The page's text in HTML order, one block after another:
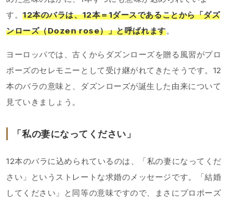
す。12本のバラは、12本＝1ダースであることから「ダズ
ンローズ（Dozen rose）」と呼ばれます。
ヨーロッパでは、古くからダズンローズを贈る風習がプロ
ポーズのセレモニーとして受け継がれてきたそうです。12
本のバラの意味と、ダズンローズが誕生した由来について
見ていきましょう。
「私の妻になってください」
12本のバラに込められているのは、「私の妻になってくだ
さい」というストレートな求婚のメッセージです。「結婚
してください」と同等の意味ですので、まさにプロポーズ